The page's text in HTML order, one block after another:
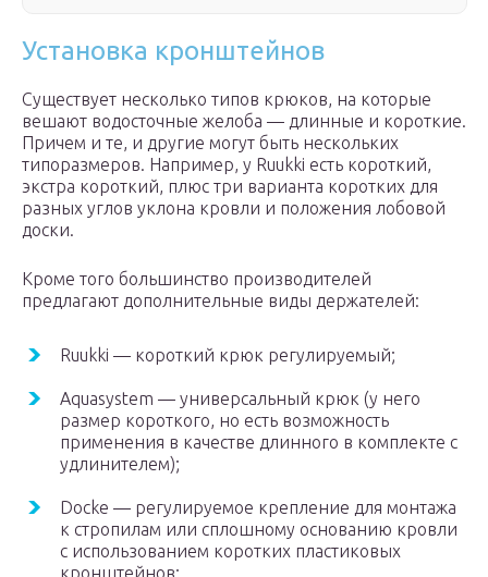
Установка кронштейнов
Существует несколько типов крюков, на которые
вешают водосточные желоба — длинные и короткие.
Причем и те, и другие могут быть нескольких
типоразмеров. Например, у Ruukki есть короткий,
экстра короткий, плюс три варианта коротких для
разных углов уклона кровли и положения лобовой
доски.
Кроме того большинство производителей
предлагают дополнительные виды держателей:
Ruukki — короткий крюк регулируемый;
Aquasystem — универсальный крюк (у него
размер короткого, но есть возможность
применения в качестве длинного в комплекте с
удлинителем);
Docke — регулируемое крепление для монтажа
к стропилам или сплошному основанию кровли
с использованием коротких пластиковых
кронштейнов;